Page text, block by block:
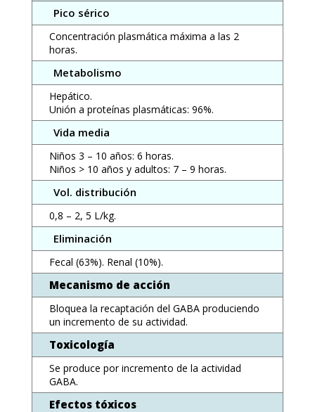
Pico sérico
Concentración plasmática máxima a las 2
horas.
Metabolismo
Hepático.
Unión a proteínas plasmáticas: 96%.
Vida media
Niños 3 – 10 años: 6 horas.
Niños > 10 años y adultos: 7 – 9 horas.
Vol. distribución
0,8 – 2, 5 L/kg.
Eliminación
Fecal (63%). Renal (10%).
Mecanismo de acción
Bloquea la recaptación del GABA produciendo
un incremento de su actividad.
Toxicología
Se produce por incremento de la actividad
GABA.
Efectos tóxicos